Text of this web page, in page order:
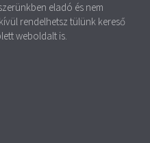
eladó és nem
rendelhetsz tülünk kereső
weboldalt is.